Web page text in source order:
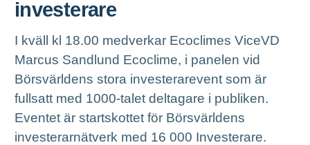
investerare
I kväll kl 18.00 medverkar Ecoclimes ViceVD
Marcus Sandlund Ecoclime, i panelen vid
Börsvärldens stora investerarevent som är
fullsatt med 1000-talet deltagare i publiken.
Eventet är startskottet för Börsvärldens
investerarnätverk med 16 000 Investerare.